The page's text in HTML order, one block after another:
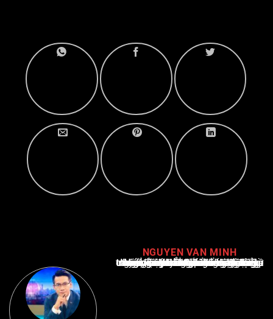
NGUYEN VAN MINH
Nguyễn Văn Minh là một trong những chuyên gia hàng đầu về báo cáo tin tức thể thao tại Việt Nam, với hơn 10 năm hoạt động trong ngành. Ông có kiến thức sâu rộng và kinh nghiệm đáng kể trong việc phân tích và báo cáo về các sự kiện thể thao hàng đầu. Sự hiểu biết sâu sắc của ông về ngành này đã giúp ông xây dựng uy tín và danh tiếng trong cộng đồng báo chí thể thao.